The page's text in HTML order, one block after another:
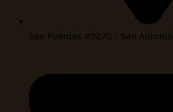
San Fuentes #2270 - San Antonio